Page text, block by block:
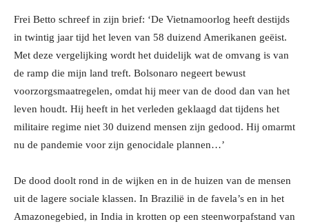
Frei Betto schreef in zijn brief: ‘De Vietnamoorlog heeft destijds
in twintig jaar tijd het leven van 58 duizend Amerikanen geëist.
Met deze vergelijking wordt het duidelijk wat de omvang is van
de ramp die mijn land treft. Bolsonaro negeert bewust
voorzorgsmaatregelen, omdat hij meer van de dood dan van het
leven houdt. Hij heeft in het verleden geklaagd dat tijdens het
militaire regime niet 30 duizend mensen zijn gedood. Hij omarmt
nu de pandemie voor zijn genocidale plannen…’
De dood doolt rond in de wijken en in de huizen van de mensen
uit de lagere sociale klassen. In Brazilië in de favela’s en in het
Amazonegebied, in India in krotten op een steenworpafstand van